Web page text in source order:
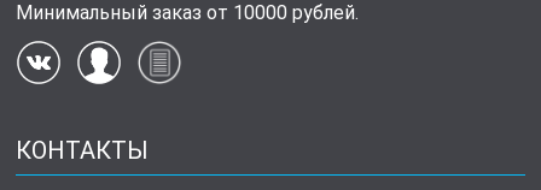
Минимальный заказ от 10000 рублей.
КОНТАКТЫ